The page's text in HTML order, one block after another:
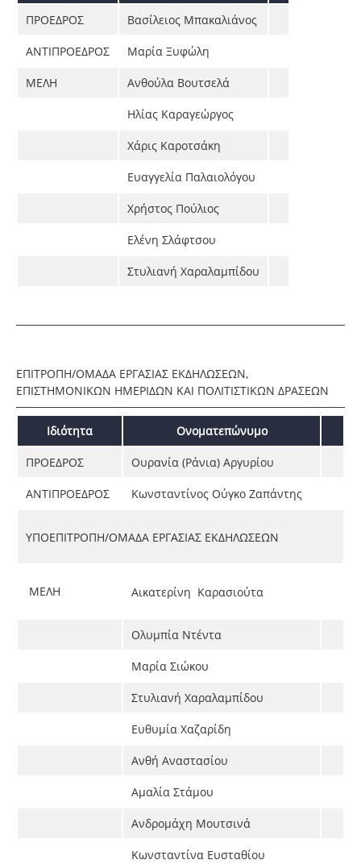
ΠΡΟΕΔΡΟΣ Βασίλειος Μπακαλιάνος
ΑΝΤΙΠΡΟΕΔΡΟΣ Μαρία Ξυφώλη
ΜΕΛΗ Ανθούλα Βουτσελά
Ηλίας Καραγεώργος
Χάρις Καροτσάκη
Eυαγγελία Παλαιολόγου
Χρήστος Πούλιος
Ελένη Σλάφτσου
Στυλιανή Χαραλαμπίδου
ΕΠΙΤΡΟΠΗ/ΟΜΑΔΑ ΕΡΓΑΣΙΑΣ ΕΚΔΗΛΩΣΕΩΝ,
ΕΠΙΣΤΗΜΟΝΙΚΩΝ ΗΜΕΡΙΔΩΝ ΚΑΙ ΠΟΛΙΤΙΣΤΙΚΩΝ ΔΡΑΣΕΩΝ
Ιδιότητα Ονοματεπώνυμο
ΠΡΟΕΔΡΟΣ Ουρανία (Ράνια) Αργυρίου
ΑΝΤΙΠΡΟΕΔΡΟΣ Κωνσταντίνος Ούγκο Ζαπάντης
ΥΠΟΕΠΙΤΡΟΠΗ/ΟΜΑΔΑ ΕΡΓΑΣΙΑΣ ΕΚΔΗΛΩΣΕΩΝ
ΜΕΛΗ Αικατερίνη Καρασιούτα
Ολυμπία Ντέντα
Μαρία Σιώκου
Στυλιανή Χαραλαμπίδου
Ευθυμία Χαζαρίδη
Ανθή Αναστασίου
Αμαλία Στάμου
Ανδρομάχη Μουτσινά
Κωνσταντίνα Ευσταθίου